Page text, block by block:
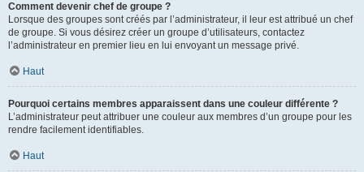
Comment devenir chef de groupe ?
Lorsque des groupes sont créés par l’administrateur, il leur est attribué un chef
de groupe. Si vous désirez créer un groupe d’utilisateurs, contactez
l’administrateur en premier lieu en lui envoyant un message privé.
Haut
Pourquoi certains membres apparaissent dans une couleur différente ?
L’administrateur peut attribuer une couleur aux membres d’un groupe pour les
rendre facilement identifiables.
Haut